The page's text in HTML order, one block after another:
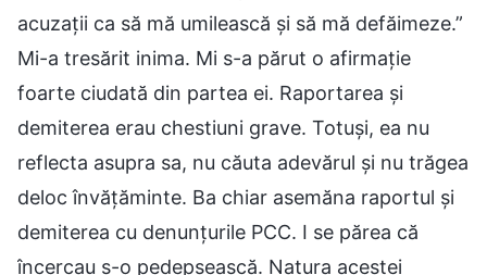
acuzații ca să mă umilească și să mă defăimeze.”
Mi-a tresărit inima. Mi s-a părut o afirmație
foarte ciudată din partea ei. Raportarea și
demiterea erau chestiuni grave. Totuși, ea nu
reflecta asupra sa, nu căuta adevărul și nu trăgea
deloc învățăminte. Ba chiar asemăna raportul și
demiterea cu denunțurile PCC. I se părea că
încercau s-o pedepsească. Natura acestei